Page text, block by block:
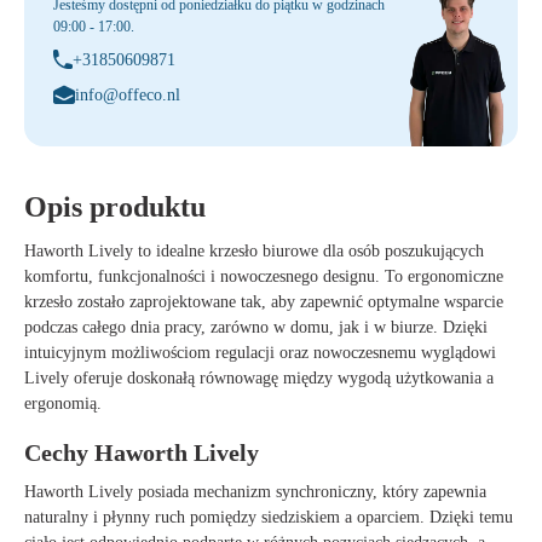
Jesteśmy dostępni od poniedziałku do piątku w godzinach
09:00 - 17:00.
+31850609871
info@offeco.nl
Opis produktu
Haworth Lively to idealne krzesło biurowe dla osób poszukujących
komfortu, funkcjonalności i nowoczesnego designu. To ergonomiczne
krzesło zostało zaprojektowane tak, aby zapewnić optymalne wsparcie
podczas całego dnia pracy, zarówno w domu, jak i w biurze. Dzięki
intuicyjnym możliwościom regulacji oraz nowoczesnemu wyglądowi
Lively oferuje doskonałą równowagę między wygodą użytkowania a
ergonomią.
Cechy Haworth Lively
Haworth Lively posiada mechanizm synchroniczny, który zapewnia
naturalny i płynny ruch pomiędzy siedziskiem a oparciem. Dzięki temu